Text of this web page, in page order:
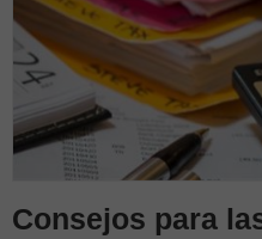
Consejos para